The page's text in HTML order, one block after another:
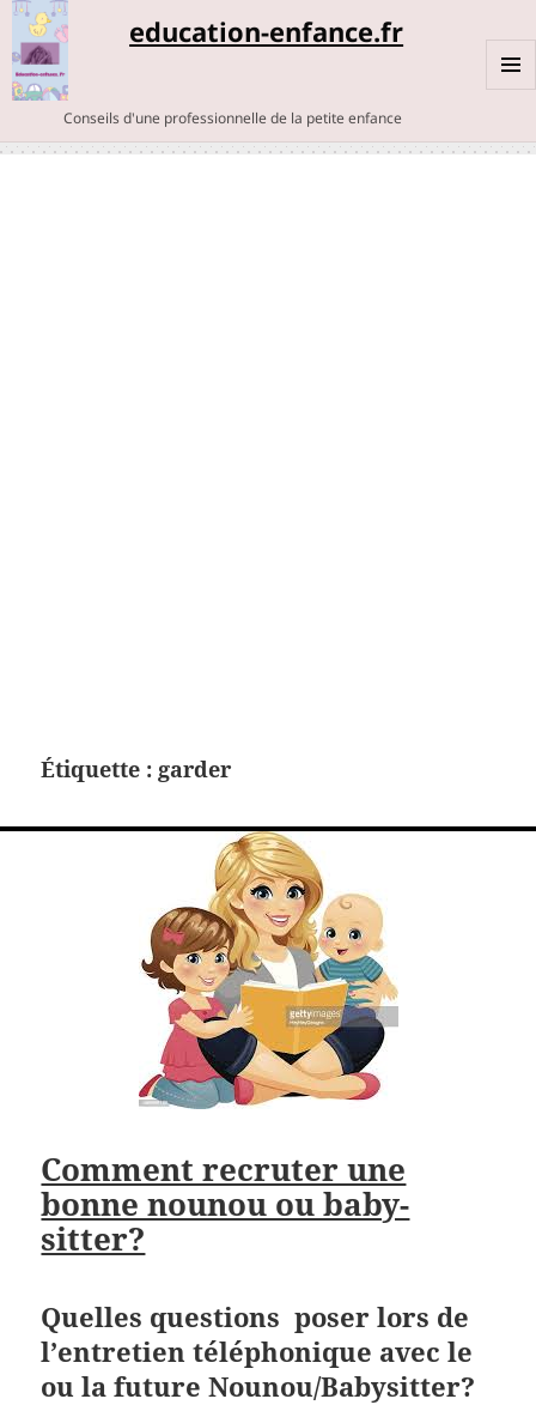
education-enfance.fr
Conseils d'une professionnelle de la petite enfance
Étiquette : garder
Comment recruter une
bonne nounou ou baby-
sitter?
Quelles questions poser lors de
l’entretien téléphonique avec le
ou la future Nounou/Babysitter?